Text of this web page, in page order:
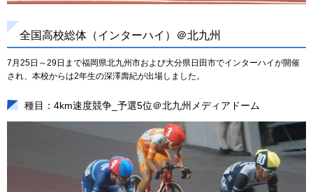
全国高校総体（インターハイ）＠北九州
7月25日～29日まで福岡県北九州市および大分県日田市でインターハイが開催
され、本校からは2年生の深澤壽紀が出場しました。
種目：4km速度競争_予選5位＠北九州メディアドーム